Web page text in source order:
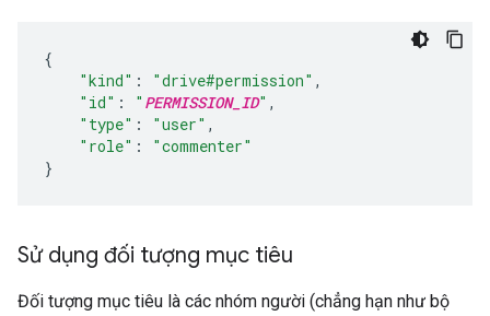
{
"kind" : "drive#permission" ,
"id" : " PERMISSION_ID" ,
"type" : "user" ,
"role" :
"commenter"
}
Sử dụng đối tượng mục tiêu
Đối tượng mục tiêu là các nhóm người (chẳng hạn như bộ